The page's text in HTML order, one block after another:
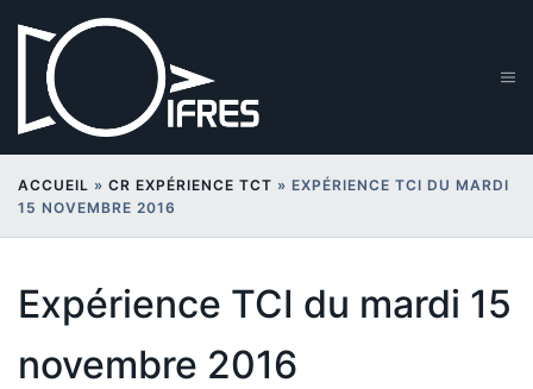
contenu
ACCUEIL » CR EXPÉRIENCE TCT » EXPÉRIENCE TCI DU MARDI
15 NOVEMBRE 2016
Expérience TCI du mardi 15
novembre 2016